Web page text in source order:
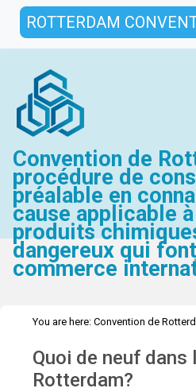
ROTTERDAM
Convention de
procédure de
préalable en
cause applicable
produits
dangereux qui font
commerce
You are here: Convention de
Workshop - Rome February 2020
Quoi de neuf dans
Rotterdam?